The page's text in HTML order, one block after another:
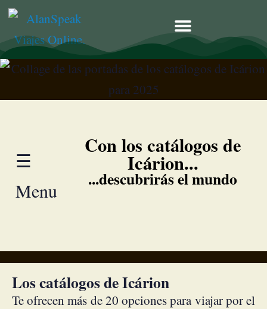
Catálogos
Catai
Tours
TUI
☰
Menu
Con los catálogos de
Icárion...
...descubrirás el mundo
Los catálogos de Icárion
Te ofrecen más de 20 opciones para viajar por el